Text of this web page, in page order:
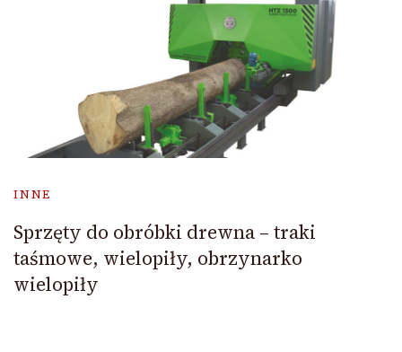
INNE
Sprzęty do obróbki drewna – traki
taśmowe, wielopiły, obrzynarko
wielopiły